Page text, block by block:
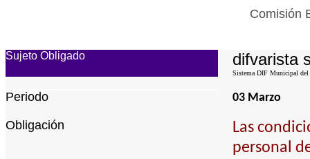
Comisión
Sujeto Obligado difvarista
Sistema DIF Municipal
Periodo 03 Marzo
Obligación
Las
personal